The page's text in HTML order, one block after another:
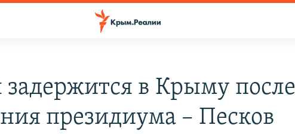
в Крыму после
президиума – Песков